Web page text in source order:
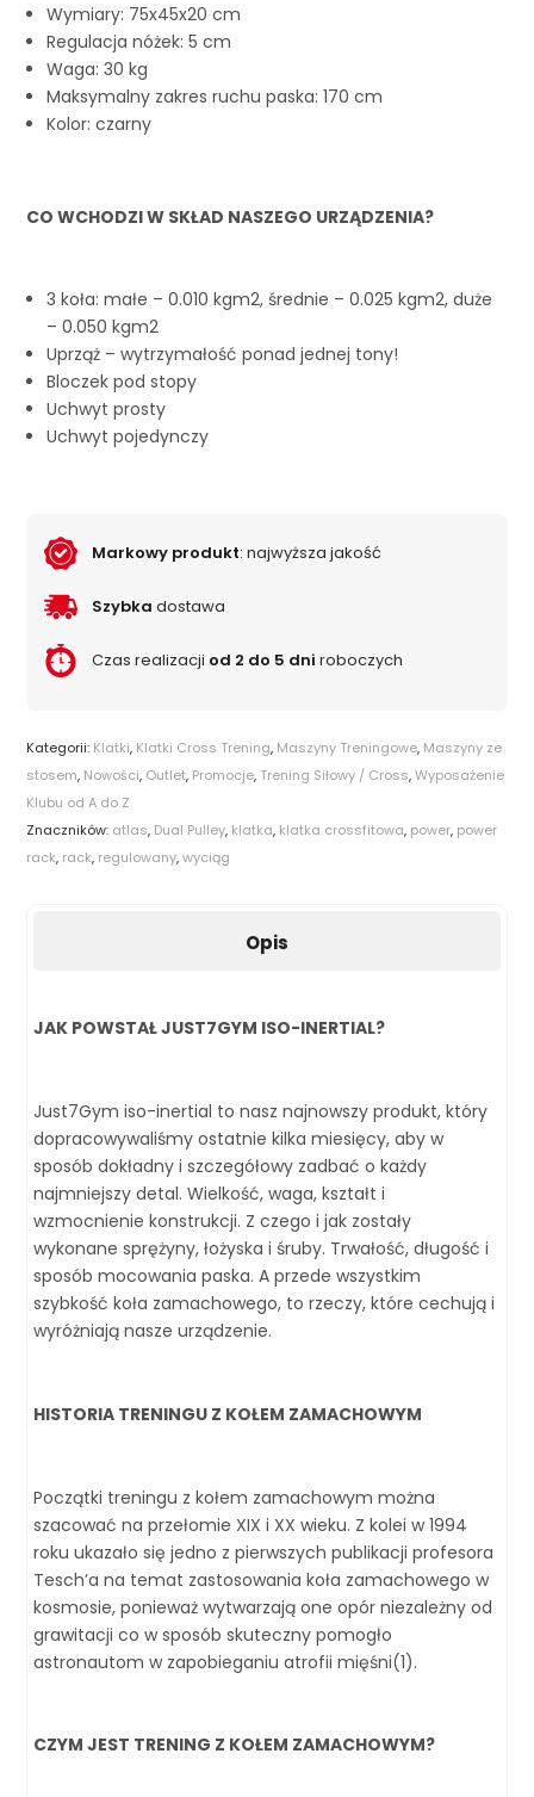
Wymiary: 75x45x20 cm
Regulacja nóżek: 5 cm
Waga: 30 kg
Maksymalny zakres ruchu paska: 170 cm
Kolor: czarny
CO WCHODZI W SKŁAD NASZEGO URZĄDZENIA?
3 koła: małe – 0.010 kgm2, średnie – 0.025 kgm2, duże
– 0.050 kgm2
Uprząż – wytrzymałość ponad jednej tony!
Bloczek pod stopy
Uchwyt prosty
Uchwyt pojedynczy
Markowy produkt: najwyższa jakość
Szybka dostawa
Czas realizacji od 2 do 5 dni roboczych
Kategorii: Klatki, Klatki Cross Trening, Maszyny Treningowe, Maszyny ze
stosem, Nowości, Outlet, Promocje, Trening Siłowy / Cross,Wyposażenie
Klubu od A do Z
Znaczników: atlas, Dual Pulley, klatka, klatka crossfitowa, power, power
rack, rack, regulowany,wyciąg
Opis
JAK POWSTAŁ JUST7GYM ISO-INERTIAL?
Just7Gym iso-inertial to nasz najnowszy produkt, który
dopracowywaliśmy ostatnie kilka miesięcy, aby w
sposób dokładny i szczegółowy zadbać o każdy
najmniejszy detal. Wielkość, waga, kształt i
wzmocnienie konstrukcji. Z czego i jak zostały
wykonane sprężyny, łożyska i śruby. Trwałość, długość i
sposób mocowania paska. A przede wszystkim
szybkość koła zamachowego, to rzeczy, które cechują i
wyróżniają nasze urządzenie.
HISTORIA TRENINGU Z KOŁEM ZAMACHOWYM
Początki treningu z kołem zamachowym można
szacować na przełomie XIX i XX wieku. Z kolei w 1994
roku ukazało się jedno z pierwszych publikacji profesora
Tesch’a na temat zastosowania koła zamachowego w
kosmosie, ponieważ wytwarzają one opór niezależny od
grawitacji co w sposób skuteczny pomogło
astronautom w zapobieganiu atrofii mięśni(1).
CZYM JEST TRENING Z KOŁEM ZAMACHOWYM?